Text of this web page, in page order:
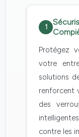
1
Protégez
votre
solutions
renforcent
des
contre les